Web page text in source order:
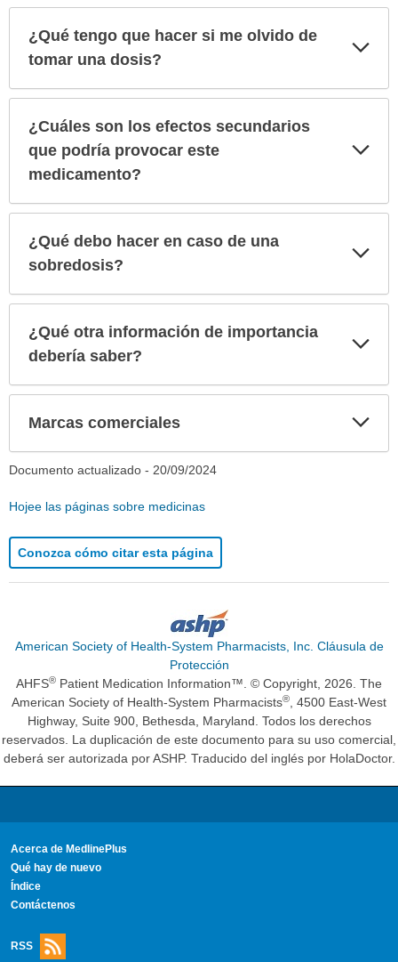
¿Qué tengo que hacer si me olvido de
tomar una dosis?
¿Cuáles son los efectos secundarios
que podría provocar este
medicamento?
¿Qué debo hacer en caso de una
sobredosis?
¿Qué otra información de importancia
debería saber?
Marcas comerciales
Documento actualizado - 20/09/2024
Hojee las páginas sobre medicinas
Conozca cómo citar esta página
American Society of Health-System Pharmacists, Inc. Cláusula de
Protección
AHFS® Patient Medication Information™. © Copyright, 2026. The
American Society of Health-System Pharmacists®, 4500 East-West
Highway, Suite 900, Bethesda, Maryland. Todos los derechos
reservados. La duplicación de este documento para su uso comercial,
deberá ser autorizada por ASHP. Traducido del inglés por HolaDoctor.
Acerca de MedlinePlus
Qué hay de nuevo
Índice
Contáctenos
RSS